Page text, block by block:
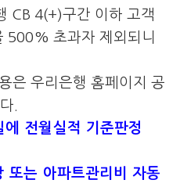
CB 4(+)구간 이하 고객
500% 초과자 제외되니
은 우리은행 홈페이지 공
.
전월실적 기준판정
또는 아파트관리비 자동